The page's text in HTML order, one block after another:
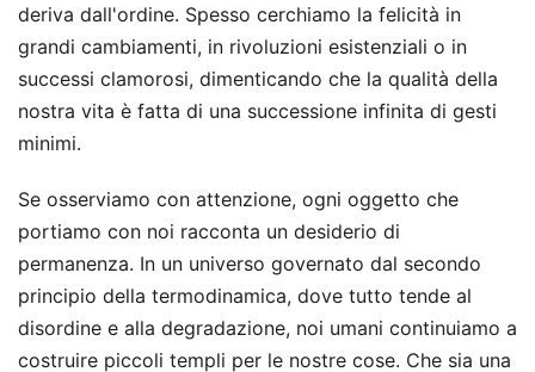
deriva dall'ordine. Spesso cerchiamo la felicità in
grandi cambiamenti, in rivoluzioni esistenziali o in
successi clamorosi, dimenticando che la qualità della
nostra vita è fatta di una successione infinita di gesti
minimi.
Se osserviamo con attenzione, ogni oggetto che
portiamo con noi racconta un desiderio di
permanenza. In un universo governato dal secondo
principio della termodinamica, dove tutto tende al
disordine e alla degradazione, noi umani continuiamo a
costruire piccoli templi per le nostre cose. Che sia una